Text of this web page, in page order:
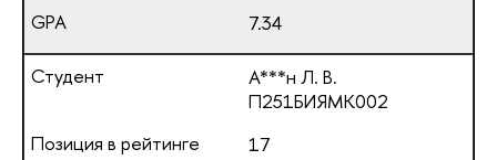
7.34
А***н Л. В.
П251БИЯМК002
17